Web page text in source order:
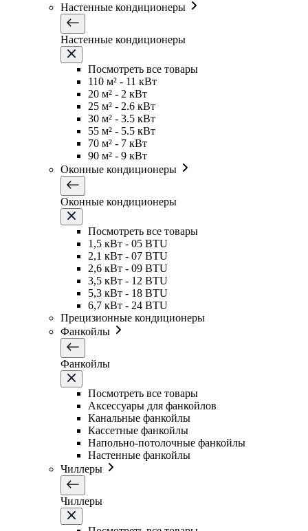
Настенные кондиционеры
Настенные кондиционеры
Посмотреть все товары
110 м² - 11 кВт
20 м² - 2 кВт
25 м² - 2.6 кВт
30 м² - 3.5 кВт
55 м² - 5.5 кВт
70 м² - 7 кВт
90 м² - 9 кВт
Оконные кондиционеры
Оконные кондиционеры
Посмотреть все товары
1,5 кВт - 05 BTU
2,1 кВт - 07 BTU
2,6 кВт - 09 BTU
3,5 кВт - 12 BTU
5,3 кВт - 18 BTU
6,7 кВт - 24 BTU
Прецизионные кондиционеры
Фанкойлы
Фанкойлы
Посмотреть все товары
Аксессуары для фанкойлов
Канальные фанкойлы
Кассетные фанкойлы
Напольно-потолочные фанкойлы
Настенные фанкойлы
Чиллеры
Чиллеры